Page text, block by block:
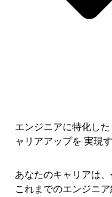
エンジニアに特化した
ャリアアップを 実現
あなたのキャリアは、
これまでのエンジニ